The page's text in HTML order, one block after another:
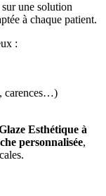
une solution
à chaque patient.
:
carences…)
Esthétique à
personnalisée,